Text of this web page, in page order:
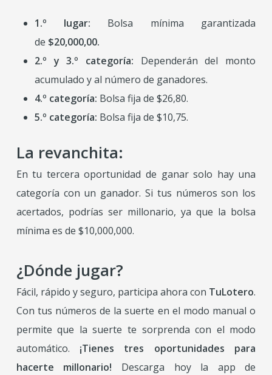
1.º lugar: Bolsa mínima garantizada
de $20,000,00.
2.º y 3.º categoría: Dependerán del monto
acumulado y al número de ganadores.
4.º categoría: Bolsa fija de $26,80.
5.º categoría: Bolsa fija de $10,75.
La revanchita:
En tu tercera oportunidad de ganar solo hay una
categoría con un ganador. Si tus números son los
acertados, podrías ser millonario, ya que la bolsa
mínima es de $10,000,000.
¿Dónde jugar?
Fácil, rápido y seguro, participa ahora con TuLotero.
Con tus números de la suerte en el modo manual o
permite que la suerte te sorprenda con el modo
automático. ¡Tienes tres oportunidades para
hacerte millonario! Descarga hoy la app de